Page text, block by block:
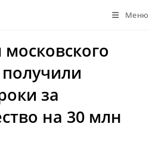
Меню
за
на 30 млн